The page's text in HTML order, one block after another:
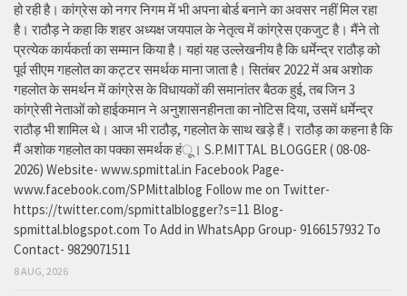
हो रही है। कांग्रेस को नगर निगम में भी अपना बोर्ड बनाने का अवसर नहीं मिल रहा
है। राठौड़ ने कहा कि शहर अध्यक्ष जयपाल के नेतृत्व में कांग्रेस एकजुट है। मैंने तो
प्रत्येक कार्यकर्ता का सम्मान किया है। यहां यह उल्लेखनीय है कि धर्मेन्द्र राठौड़ को
पूर्व सीएम गहलोत का कट्टर समर्थक माना जाता है। सितंबर 2022 में अब अशोक
गहलोत के समर्थन में कांग्रेस के विधायकों की समानांतर बैठक हुई, तब जिन 3
कांग्रेसी नेताओं को हाईकमान ने अनुशासनहीनता का नोटिस दिया, उसमें धर्मेन्द्र
राठौड़ भी शामिल थे। आज भी राठौड़, गहलोत के साथ खड़े हैं। राठौड़ का कहना है कि
मैं अशोक गहलोत का पक्का समर्थक हंू। S.P.MITTAL BLOGGER ( 08-08-
2026) Website- www.spmittal.in Facebook Page-
www.facebook.com/SPMittalblog Follow me on Twitter-
https://twitter.com/spmittalblogger?s=11 Blog-
spmittal.blogspot.com To Add in WhatsApp Group- 9166157932 To
Contact- 9829071511
8 AUG, 2026